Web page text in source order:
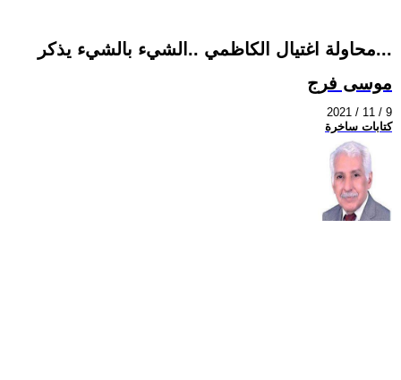
محاولة اغتيال الكاظمي ..الشيء بالشيء يذكر...
موسى فرج
2021 / 11 / 9
كتابات ساخرة